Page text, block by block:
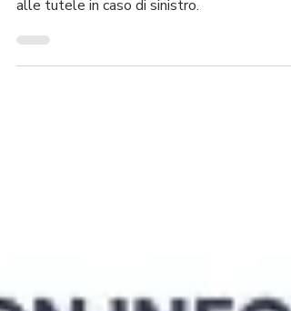
Scopri tutto ciò che devi sapere sul
assicurativo. Dalla scelta della polizza